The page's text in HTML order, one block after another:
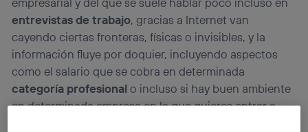
entrevistas de trabajo, gracias a Internet van
cayendo ciertas fronteras, físicas o invisibles, y la
información fluye por doquier, incluyendo aspectos
como el salario que se cobra en determinada
categoría profesionalo incluso si hay buen ambiente
en determinada empresa en la que quieres entrar a